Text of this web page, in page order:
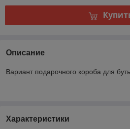
Описание
Вариант подарочного короба для
Характеристики